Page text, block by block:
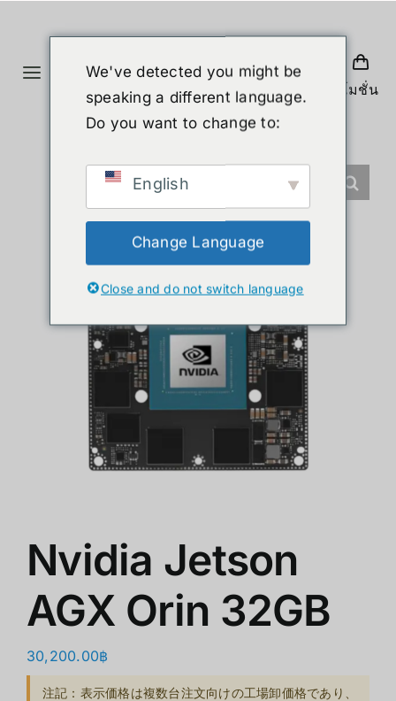
Toggle
Navigation
ヒューマノイド
ニュース
サービス
ショップ
クリアランス
โปรโมชั่น
Nvidia Jetson
AGX Orin 32GB
30,200.00฿
注記：表示価格は複数台注文向けの工場卸価格であり、
We've detected you might be
speaking a different language.
Do you want to change to:
English
Change Language
Close and do not switch language